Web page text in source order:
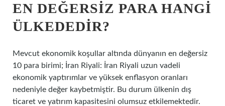
EN DEĞERSIZ PARA HANGI
ÜLKEDEDIR?
Mevcut ekonomik koşullar altında dünyanın en değersiz
10 para birimi; İran Riyali: İran Riyali uzun vadeli
ekonomik yaptırımlar ve yüksek enflasyon oranları
nedeniyle değer kaybetmiştir. Bu durum ülkenin dış
ticaret ve yatırım kapasitesini olumsuz etkilemektedir.